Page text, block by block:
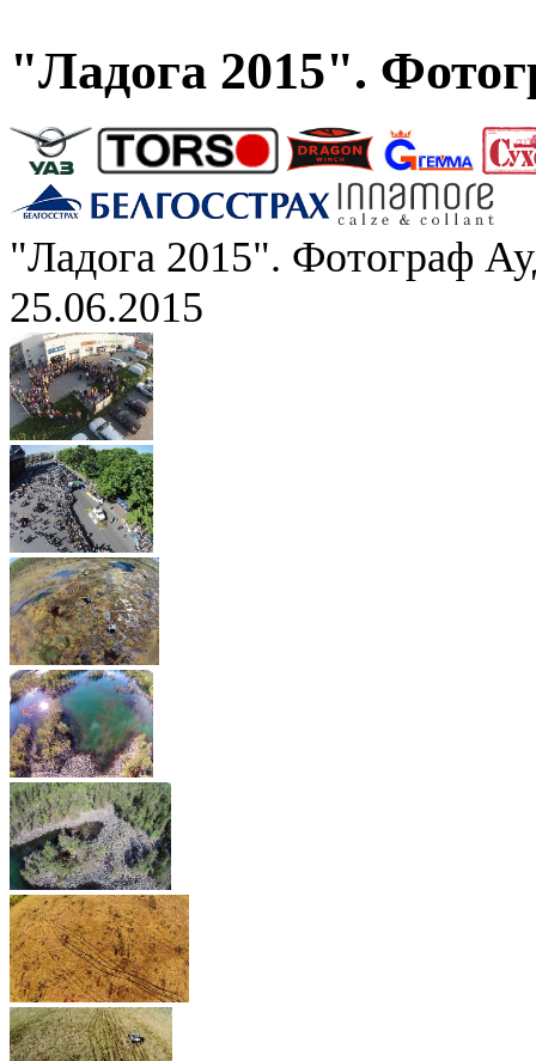
"Ладога 2015".
"Ладога 2015". Фотограф
25.06.2015